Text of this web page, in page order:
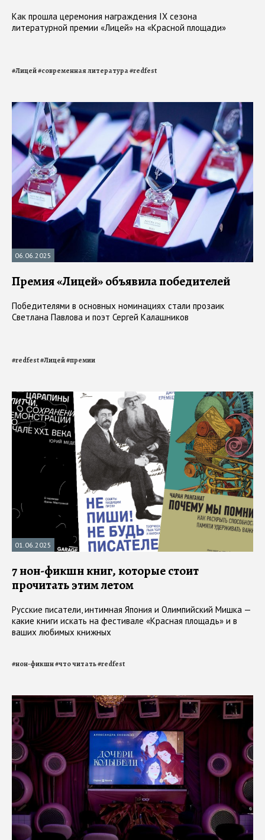
Как прошла церемония награждения IX сезона
литературной премии «Лицей» на «Красной площади»
#Лицей#современная литература#redfest
06.06.2025
Премия «Лицей» объявила победителей
Победителями в основных номинациях стали прозаик
Светлана Павлова и поэт Сергей Калашников
#redfest#Лицей#премии
01.06.2025
7 нон-фикшн книг, которые стоит
прочитать этим летом
Русские писатели, интимная Япония и Олимпийский Мишка —
какие книги искать на фестивале «Красная площадь» и в
ваших любимых книжных
#нон-фикшн#что читать#redfest